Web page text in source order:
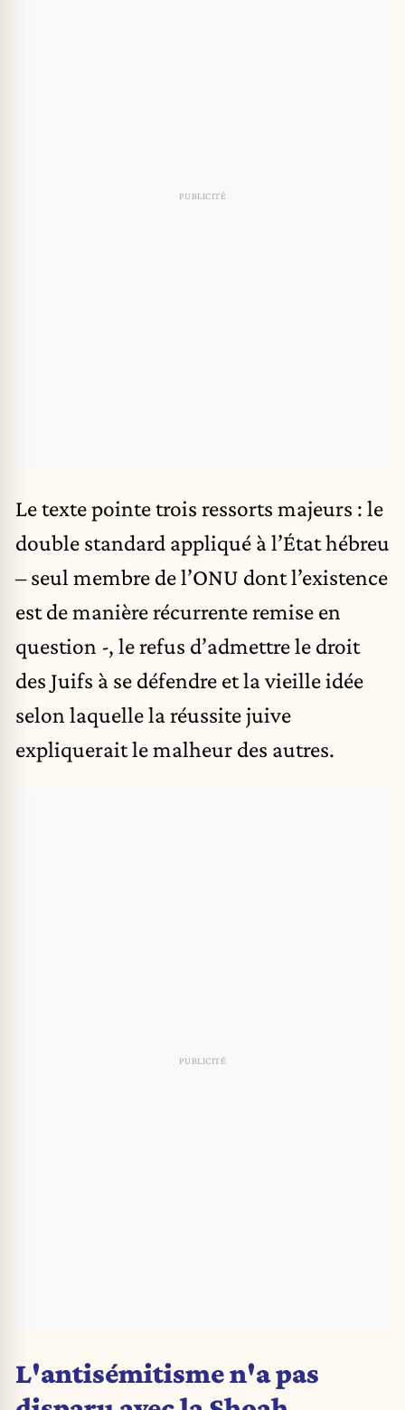
Le texte pointe trois ressorts majeurs : le
double standard appliqué à l’État hébreu
– seul membre de l’ONU dont l’existence
est de manière récurrente remise en
question -, le refus d’admettre le droit
des Juifs à se défendre et la vieille idée
selon laquelle la réussite juive
expliquerait le malheur des autres.
L'antisémitisme n'a pas